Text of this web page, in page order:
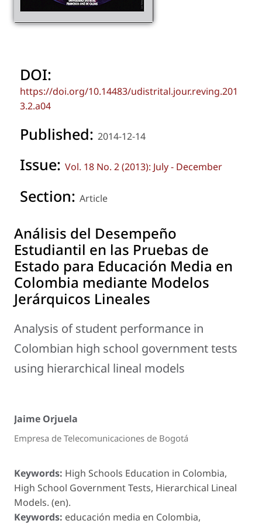
DOI:
https://doi.org/10.14483/udistrital.jour.reving.201
3.2.a04
Published: 2014-12-14
Issue: Vol. 18 No. 2 (2013): July - December
Section: Article
Análisis del Desempeño
Estudiantil en las Pruebas de
Estado para Educación Media en
Colombia mediante Modelos
Jerárquicos Lineales
Analysis of student performance in
Colombian high school government tests
using hierarchical lineal models
Jaime Orjuela
Empresa de Telecomunicaciones de Bogotá
Keywords: High Schools Education in Colombia,
High School Government Tests, Hierarchical Lineal
Models. (en).
Keywords: educación media en Colombia,